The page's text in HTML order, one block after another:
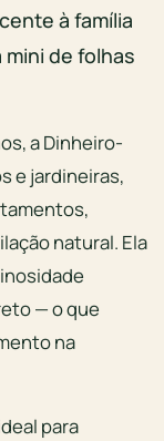
à família
de folhas
a Dinheiro-
e jardineiras,
natural. Ela
— o que
na
para